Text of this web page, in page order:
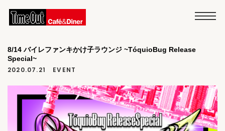
8/14 バイレファンキかけ子ラウンジ ~TóquioBug Release
Special~
2020.07.21 EVENT